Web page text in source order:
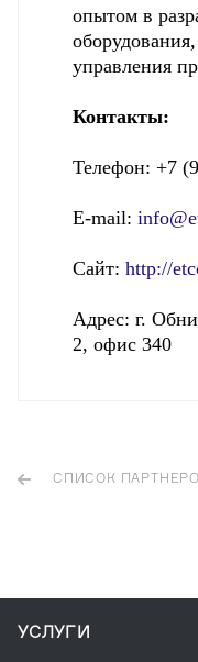
опытом в
управления
Контакты:
Телефон: +7
E-mail:
Сайт: http://
Адрес: г.
2, офис 340
СПИСОК
УСЛУГИ